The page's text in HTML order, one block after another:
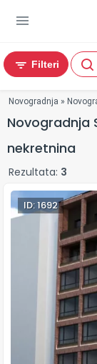
Filteri
You are here
Novogradnja »
Novogradnja
nekretnina
Rezultata: 3
ID: 1692